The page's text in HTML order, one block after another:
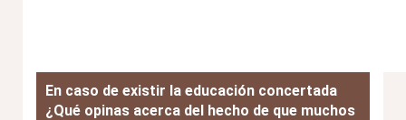
En caso de existir la educación concertada
¿Qué opinas acerca del hecho de que muchos